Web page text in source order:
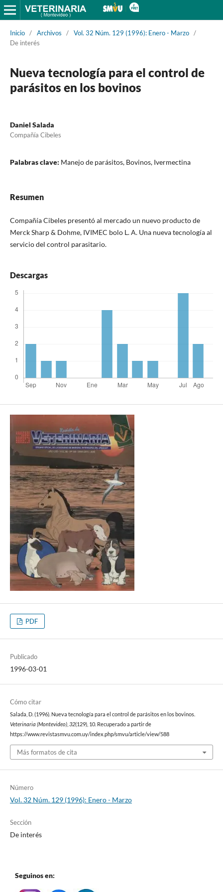
Inicio / Archivos / Vol. 32 Núm. 129 (1996): Enero - Marzo /
De interés
Nueva tecnología para el control de
parásitos en los bovinos
Daniel Salada
Compañía Cibeles
Palabras clave: Manejo de parásitos, Bovinos, Ivermectina
Resumen
Compañía Cibeles presentó al mercado un nuevo producto de
Merck Sharp & Dohme, IVIMEC bolo L. A. Una nueva tecnología al
servicio del control parasitario.
Descargas
PDF
Publicado
1996-03-01
Cómo citar
Salada, D. (1996). Nueva tecnología para el control de parásitos en los bovinos.
Veterinaria (Montevideo), 32(129), 10. Recuperado a partir de
https://www.revistasmvu.com.uy/index.php/smvu/article/view/588
Más formatos de cita
Número
Vol. 32 Núm. 129 (1996): Enero - Marzo
Sección
De interés
Seguinos en: